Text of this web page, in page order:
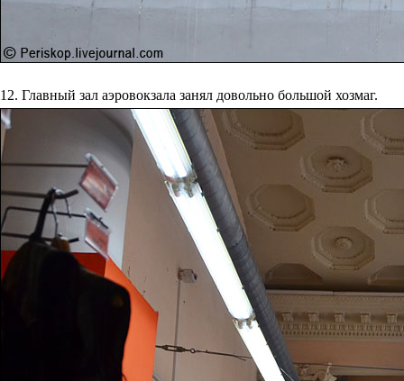
12. Главный зал аэровокзала занял довольно большой хозмаг.